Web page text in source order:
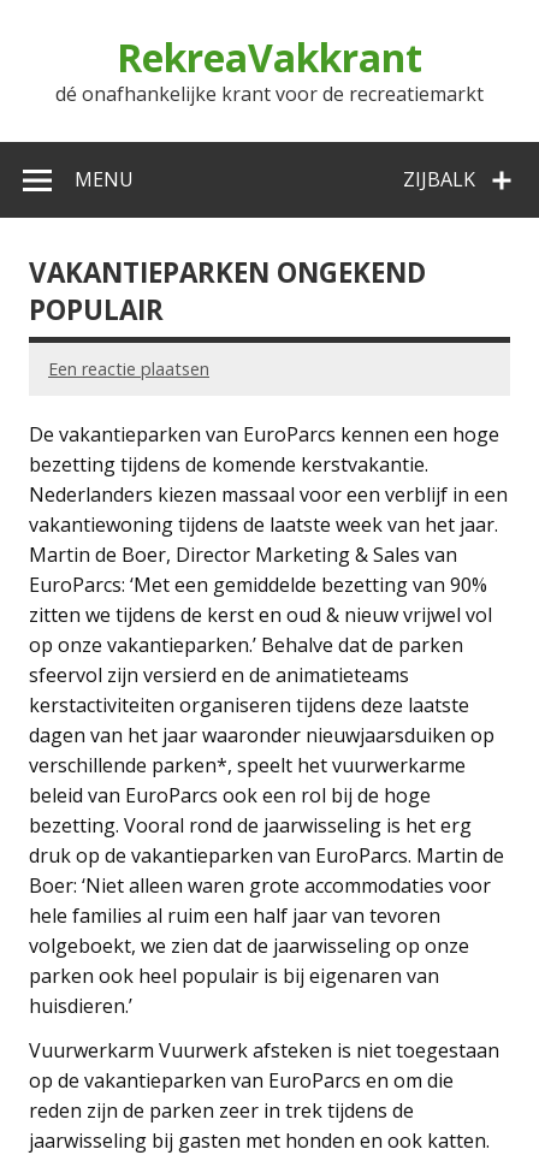
RekreaVakkrant
dé onafhankelijke krant voor de recreatiemarkt
ZIJBALK
MENU
VAKANTIEPARKEN ONGEKEND
POPULAIR
Een reactie plaatsen
De vakantieparken van EuroParcs kennen een hoge
bezetting tijdens de komende kerstvakantie.
Nederlanders kiezen massaal voor een verblijf in een
vakantiewoning tijdens de laatste week van het jaar.
Martin de Boer, Director Marketing & Sales van
EuroParcs: ‘Met een gemiddelde bezetting van 90%
zitten we tijdens de kerst en oud & nieuw vrijwel vol
op onze vakantieparken.’ Behalve dat de parken
sfeervol zijn versierd en de animatieteams
kerstactiviteiten organiseren tijdens deze laatste
dagen van het jaar waaronder nieuwjaarsduiken op
verschillende parken*, speelt het vuurwerkarme
beleid van EuroParcs ook een rol bij de hoge
bezetting. Vooral rond de jaarwisseling is het erg
druk op de vakantieparken van EuroParcs. Martin de
Boer: ‘Niet alleen waren grote accommodaties voor
hele families al ruim een half jaar van tevoren
volgeboekt, we zien dat de jaarwisseling op onze
parken ook heel populair is bij eigenaren van
huisdieren.’
Vuurwerkarm Vuurwerk afsteken is niet toegestaan
op de vakantieparken van EuroParcs en om die
reden zijn de parken zeer in trek tijdens de
jaarwisseling bij gasten met honden en ook katten.